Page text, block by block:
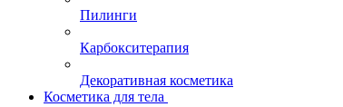
Пилинги
Карбокситерапия
Декоративная косметика
Косметика для тела